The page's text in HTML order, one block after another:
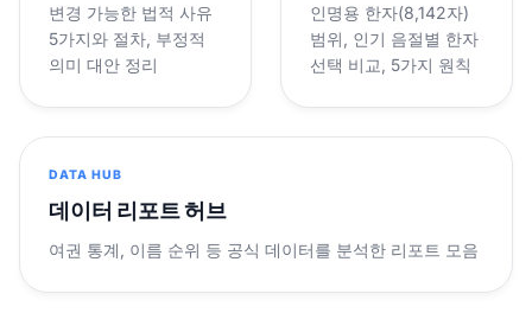
변경 가능한 법적 사유
5가지와 절차, 부정적
의미 대안 정리
인명용 한자(8,142자)
범위, 인기 음절별 한자
선택 비교, 5가지 원칙
DATA HUB
데이터 리포트 허브
여권 통계, 이름 순위 등 공식 데이터를 분석한 리포트 모음